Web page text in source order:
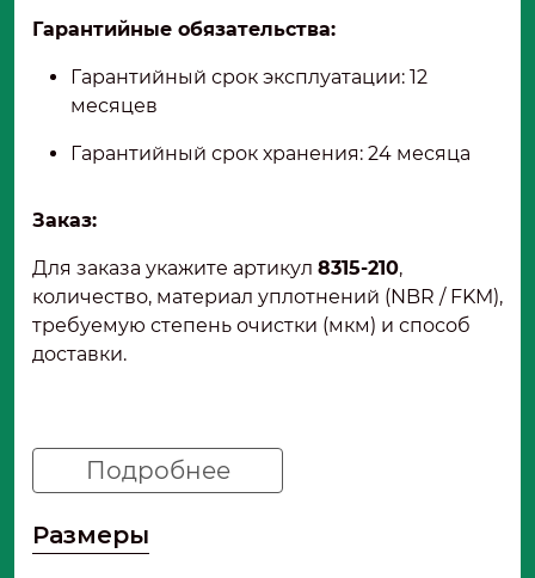
Гарантийные обязательства:
Гарантийный срок эксплуатации: 12
месяцев
Гарантийный срок хранения: 24 месяца
Заказ:
Для заказа укажите артикул 8315-210,
количество, материал уплотнений (NBR / FKM),
требуемую степень очистки (мкм) и способ
доставки.
Подробнее
Размеры